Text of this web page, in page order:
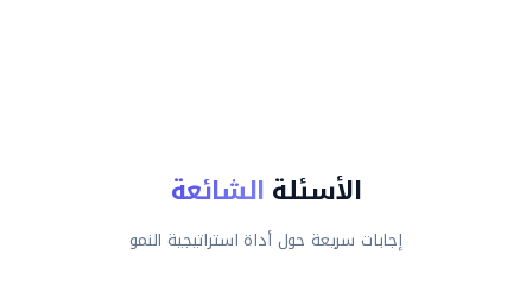
الأسئلةالشائعة
إجابات سريعة حول أداة استراتيجية النمو